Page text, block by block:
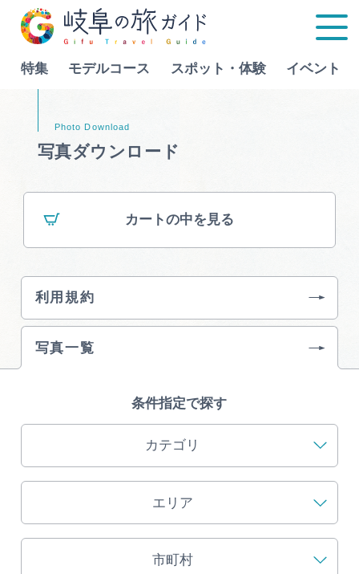
特集 モデルコース スポット・体験 イベント
モデルコース
グルメ
Language
行きたいリストを見る
写真ダウンロード
写真一覧
利用規約
カートの中を見る
条件指定で探す
カテゴリ
エリア
市町村